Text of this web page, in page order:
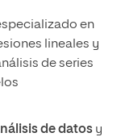
en
lineales y
de series
de datos y